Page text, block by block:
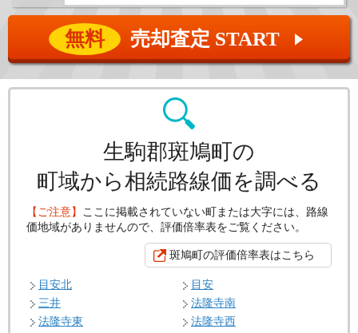
無料 売却査定 START ▲
生駒郡斑鳩町の
町域から相続路線価を調べる
【ご注意】 ここに掲載されていない町または大字には、路線
価地域がありませんので、評価倍率表をご覧ください。
斑鳩町の評価倍率表はこちら
目安北
目安
三井
法隆寺南
法隆寺東
法隆寺西